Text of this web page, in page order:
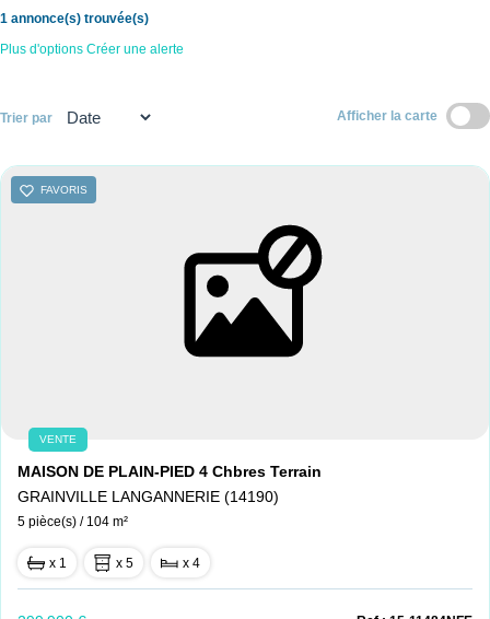
Nos services
Nos agences
Nous contacter
1 annonce(s) trouvée(s)
Plus d'options Créer une alerte
Trier par Afficher la carte
FAVORIS
VENTE
MAISON DE PLAIN-PIED 4 Chbres Terrain
GRAINVILLE LANGANNERIE (14190)
5 pièce(s) / 104 m²
x 1 x 5 x 4